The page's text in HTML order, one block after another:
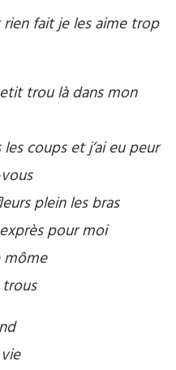
rien fait je les aime trop
trou là dans mon
coups et j’ai eu peur
plein les bras
pour moi
môme